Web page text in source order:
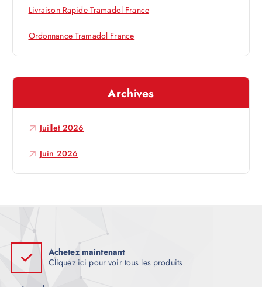
r
t
i
Livraison Rapide Tramadol France
Ordonnance Tramadol France
Archives
Juillet 2026
Juin 2026
Achetez maintenant
Cliquez ici pour voir tous les produits